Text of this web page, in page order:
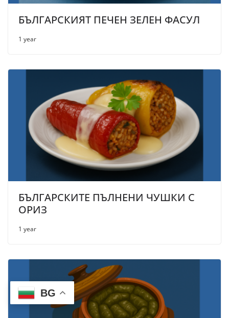
БЪЛГАРСКИЯТ ПЕЧЕН ЗЕЛЕН ФАСУЛ
1 year
БЪЛГАРСКИТЕ ПЪЛНЕНИ ЧУШКИ С
ОРИЗ
1 year
BG